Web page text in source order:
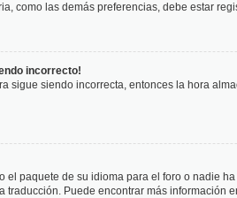
como las demás preferencias, debe estar
incorrecto!
sigue siendo incorrecta, entonces la hora
el paquete de su idioma para el foro o nadie
Puede encontrar más información